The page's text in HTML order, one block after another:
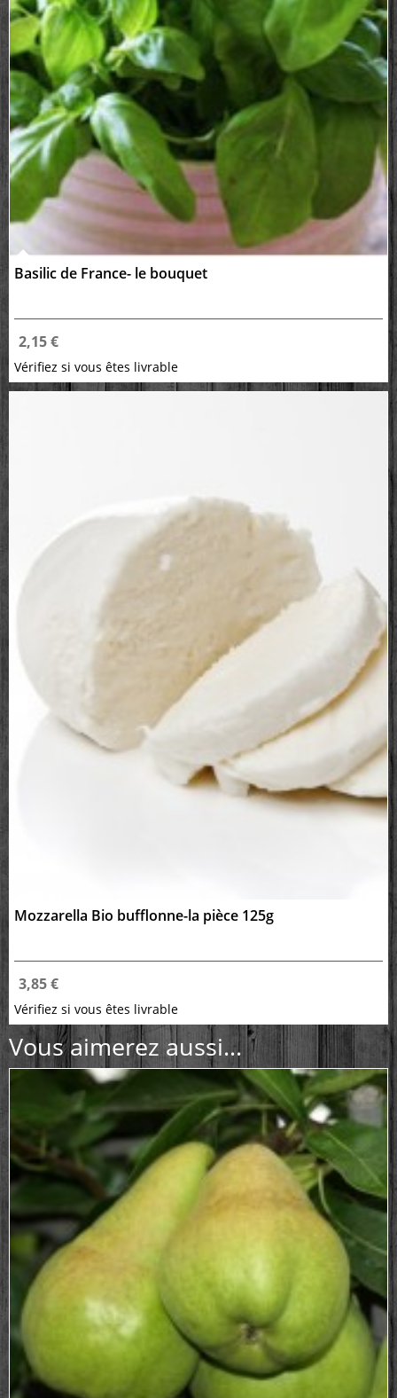
Basilic de France- le bouquet
2,15 €
Vérifiez si vous êtes livrable
Mozzarella Bio bufflonne-la pièce 125g
3,85 €
Vérifiez si vous êtes livrable
Vous aimerez aussi...